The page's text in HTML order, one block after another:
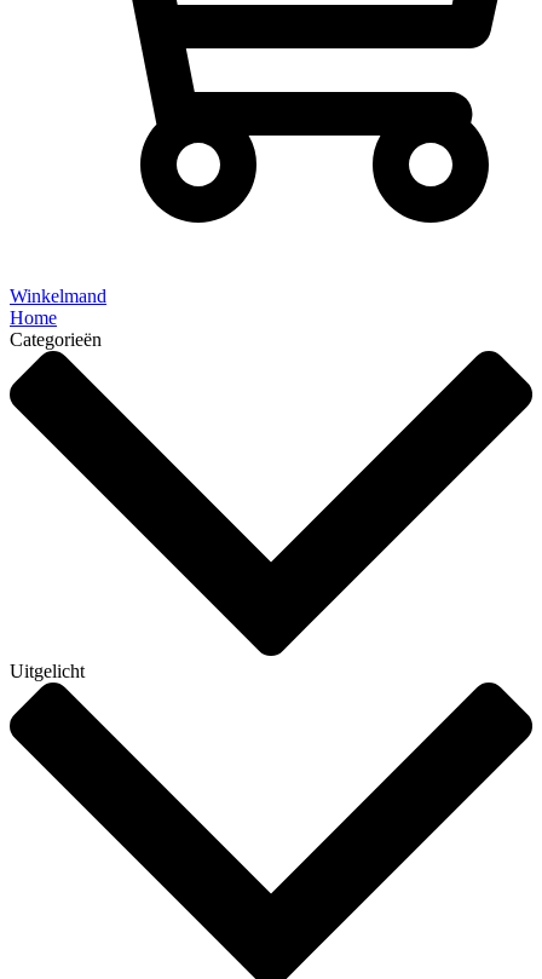
Winkelmand
Home
Categorieën
Uitgelicht